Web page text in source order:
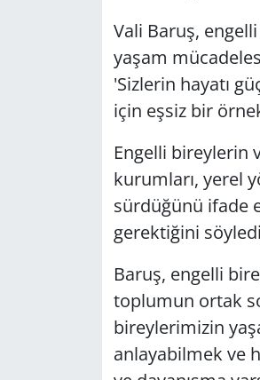
Vali Baruş,
yaşam
'Sizlerin hayatı
için eşsiz bir
Engelli bireylerin
kurumları, yerel
sürdüğünü ifade
gerektiğini
Baruş, engelli
toplumun ortak
bireylerimizin
anlayabilmek ve